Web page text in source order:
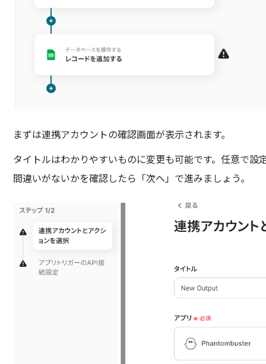
まずは連携アカウントの確認画面が表示されます。
タイトルはわかりやすいものに変更も可能です。任意で
間違いがないかを確認したら「次へ」で進みましょう。